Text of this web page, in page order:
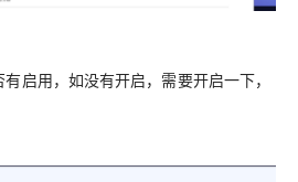
启用，如没有开启，需要开启一下，